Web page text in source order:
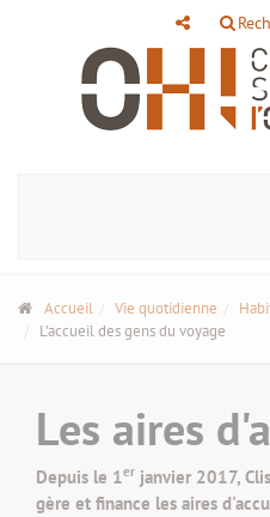
Accueil Vie quotidienne
L'accueil des gens du voyage
Les aires
Depuis le 1er janvier 2017,
gère et finance les aires
Panneau de gestion des cookies